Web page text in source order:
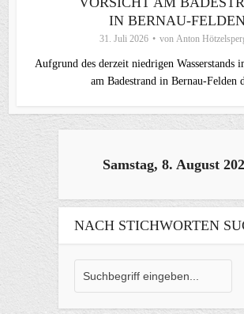
IN BERNAU-
31. Juli 2026 von Anton
Aufgrund des derzeit niedrigen Wasserstands
am Badestrand in Bernau-Felden
Samstag, 8. August
NACH STICHWORTEN